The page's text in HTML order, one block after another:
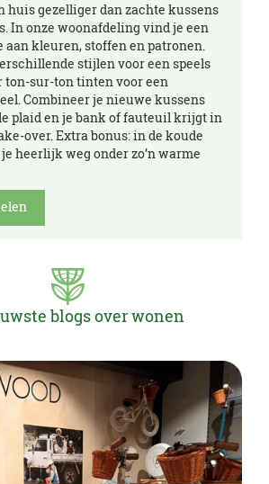
huis gezelliger dan zachte kussens
In onze woonafdeling vind je een
kleuren, stoffen en patronen.
stijlen voor een speels
ton-sur-ton tinten voor een
Combineer je nieuwe kussens
plaid en je bank of fauteuil krijgt in
over. Extra bonus: in de koude
heerlijk weg onder zo’n warme
blogs over wonen